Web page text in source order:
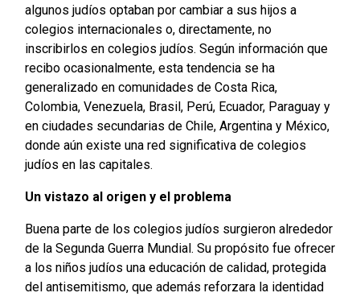
algunos judíos optaban por cambiar a sus hijos a
colegios internacionales o, directamente, no
inscribirlos en colegios judíos. Según información que
recibo ocasionalmente, esta tendencia se ha
generalizado en comunidades de Costa Rica,
Colombia, Venezuela, Brasil, Perú, Ecuador, Paraguay y
en ciudades secundarias de Chile, Argentina y México,
donde aún existe una red significativa de colegios
judíos en las capitales.
Un vistazo al origen y el problema
Buena parte de los colegios judíos surgieron alrededor
de la Segunda Guerra Mundial. Su propósito fue ofrecer
a los niños judíos una educación de calidad, protegida
del antisemitismo, que además reforzara la identidad